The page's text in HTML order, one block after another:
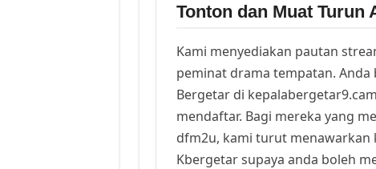
Tonton dan Muat Turun
Kami menyediakan pautan
peminat drama tempatan. Anda
Bergetar di
mendaftar. Bagi mereka yang
dfm2u, kami turut
Kbergetar supaya anda boleh